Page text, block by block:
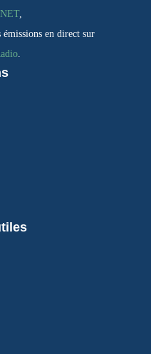
,
en direct sur